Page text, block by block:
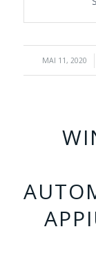
MAI 11, 2020
/